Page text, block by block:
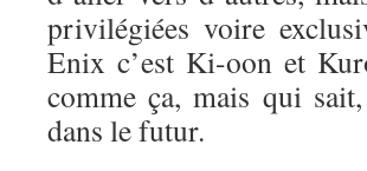
privilégiées voire
Enix c’est Ki-oon et
comme ça, mais qui
dans le futur.